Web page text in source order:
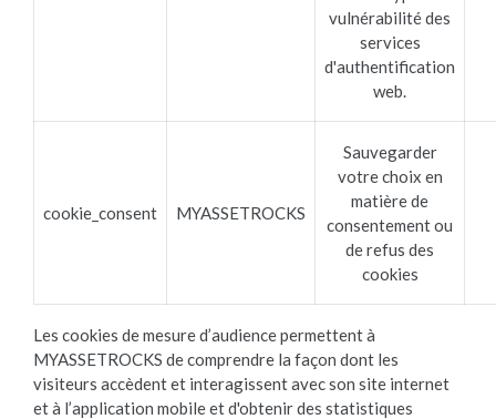
vulnérabilité des
services
d'authentification
web.
cookie_consent MYASSETROCKS
Sauvegarder
votre choix en
matière de
consentement ou
de refus des
cookies
Les cookies de mesure d’audience permettent à
MYASSETROCKS de comprendre la façon dont les
visiteurs accèdent et interagissent avec son site internet
et à l’application mobile et d'obtenir des statistiques